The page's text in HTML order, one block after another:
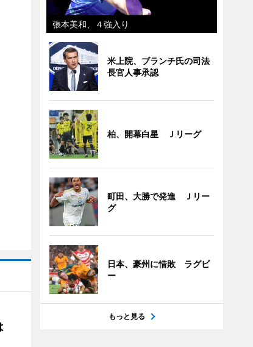
張本美和、４強入り
米上院、ブランチ氏の司法
長官人事承認
柏、開幕白星 Ｊリーグ
町田、大勝で発進 Ｊリー
グ
日本、豪州に惜敗 ラグビ
ー
もっと見る